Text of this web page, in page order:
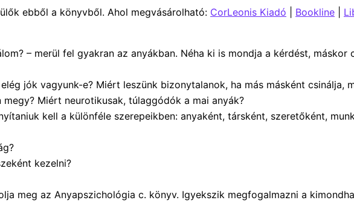
ebből a könyvből. Ahol megvásárolható: CorLeonis Kiadó Bookline
– merül fel gyakran az anyákban. Néha ki is mondja a kérdést, máskor
jók vagyunk-e? Miért leszünk bizonytalanok, ha más másként csinálja,
Miért neurotikusak, túlaggódók a mai anyák?
kell a különféle szerepeikben: anyaként, társként, szeretőként,
kezelni?
meg az Anyapszichológia c. könyv. Igyekszik megfogalmazni a